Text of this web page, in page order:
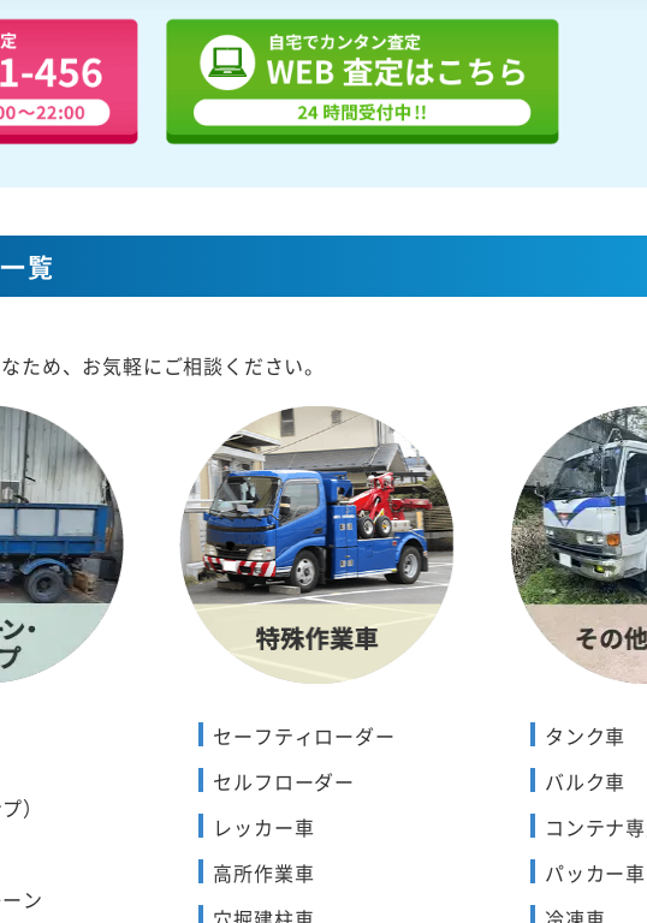
覧
ため、お気軽にご相談ください。
）
ン
セーフティローダー
セルフローダー
レッカー車
高所作業車
タンク車
バルク車
コンテナ
パッカー車